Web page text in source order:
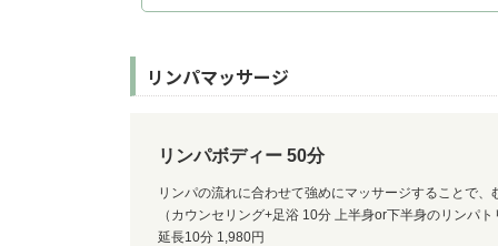
リンパマッサージ
リンパボディー 50分
リンパの流れに合わせて強めにマッサージすることで
（カウンセリング+足浴 10分 上半身or下半身のリンパト
延長10分 1,980円